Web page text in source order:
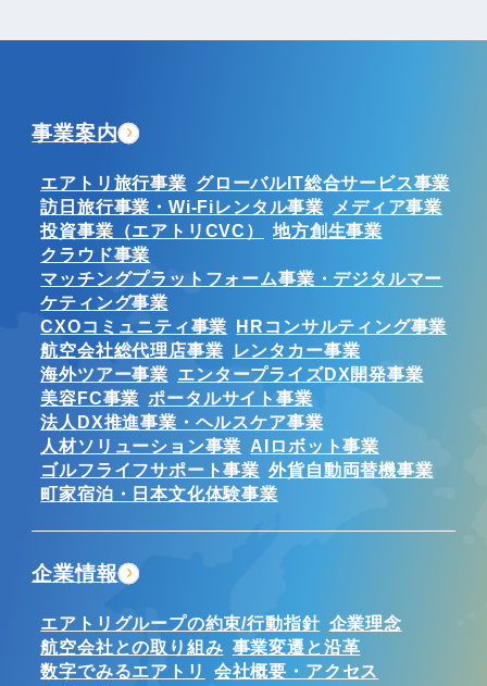
事業案内
エアトリ旅行事業 グローバルIT総合サービス事業
訪日旅行事業・Wi-Fiレンタル事業
メディア事業
投資事業（エアトリCVC）
地方創生事業
クラウド事業
マッチングプラットフォーム事業・デジタルマー
ケティング事業
CXOコミュニティ事業 HRコンサルティング事業
航空会社総代理店事業
レンタカー事業
海外ツアー事業
エンタープライズDX開発事業
美容FC事業 ポータルサイト事業
法人DX推進事業・ヘルスケア事業
人材ソリューション事業 AIロボット事業
ゴルフライフサポート事業 外貨自動両替機事業
町家宿泊・日本文化体験事業
企業情報
エアトリグループの約束/行動指針 企業理念
航空会社との取り組み 事業変遷と沿革
数字でみるエアトリ
会社概要・アクセス